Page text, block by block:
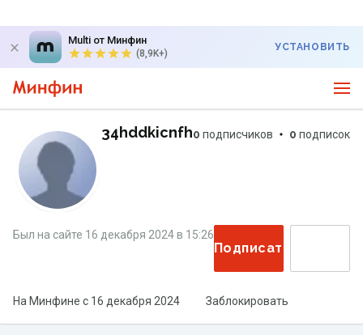
Multi от Минфин
(8,9K+)
УСТАНОВИТЬ
34hddkicnfh0 подписчиков 0 подписок
Был на сайте 16 декабря 2024в 15:26
Подписаться
На Минфине с 16 декабря 2024 Заблокировать